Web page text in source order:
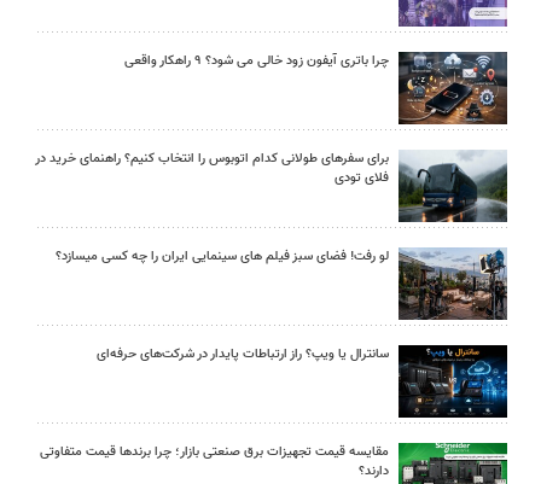
چرا باتری آیفون زود خالی می شود؟ ۹ راهکار واقعی
برای سفرهای طولانی کدام اتوبوس را انتخاب کنیم؟ راهنمای خرید در
فلای تودی
لو رفت! فضای سبز فیلم های سینمایی ایران را چه کسی میسازد؟
سانترال یا ویپ؟ راز ارتباطات پایدار در شرکت‌های حرفه‌ای
مقایسه قیمت تجهیزات برق صنعتی بازار؛ چرا برندها قیمت متفاوتی
دارند؟